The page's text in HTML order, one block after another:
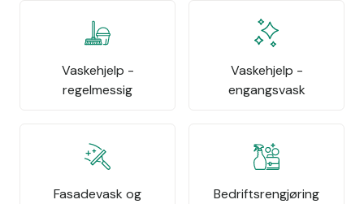
Vaskehjelp -
regelmessig
Vaskehjelp -
engangsvask
Fasadevask og
Bedriftsrengjøring